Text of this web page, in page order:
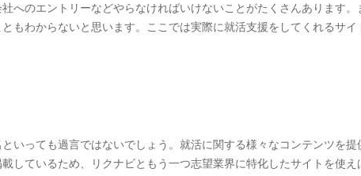
へのエントリーなどやらなければいけないことがたくさんあります
もわからないと思います。ここでは実際に就活支援をしてくれるサイ
いっても過言ではないでしょう。就活に関する様々なコンテンツを
しているため、リクナビともう一つ志望業界に特化したサイトを使